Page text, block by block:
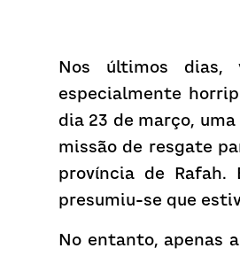
Nos últimos dias,
especialmente
dia 23 de março,
missão de resgate
província de
presumiu-se que
No entanto, apenas